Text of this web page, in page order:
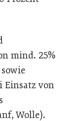
mind. 25%
sowie
Einsatz von
Wolle).